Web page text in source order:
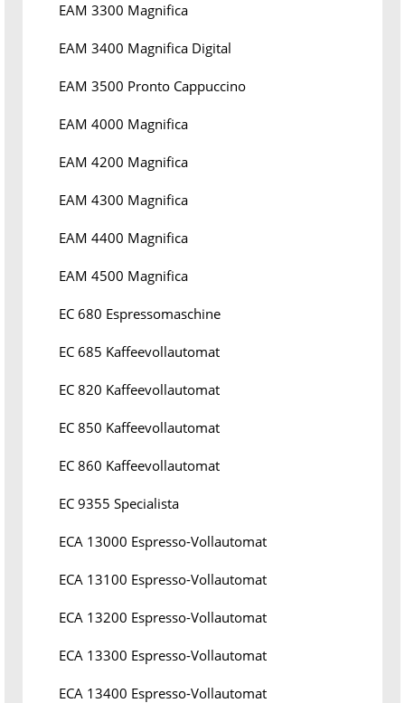
EAM 3300 Magnifica
EAM 3400 Magnifica Digital
EAM 3500 Pronto Cappuccino
EAM 4000 Magnifica
EAM 4200 Magnifica
EAM 4300 Magnifica
EAM 4400 Magnifica
EAM 4500 Magnifica
EC 680 Espressomaschine
EC 685 Kaffeevollautomat
EC 820 Kaffeevollautomat
EC 850 Kaffeevollautomat
EC 860 Kaffeevollautomat
EC 9355 Specialista
ECA 13000 Espresso-Vollautomat
ECA 13100 Espresso-Vollautomat
ECA 13200 Espresso-Vollautomat
ECA 13300 Espresso-Vollautomat
ECA 13400 Espresso-Vollautomat